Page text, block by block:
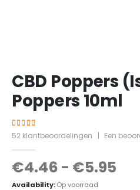
CBD Poppers
Poppers 10ml
4.25out of 5
52 klantbeoordelingen Een
€4.46 - €5.95
Availability:Op voorraad